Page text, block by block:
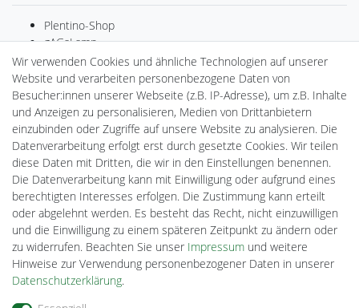
Plentino-Shop
gAGaLamp
Drohnenstore24
MeinUSB
Batteriespeicher
PlentiSolar
Gebrauchtlicht
Ledkauf
DEYESOLAR
Lightech Connect
CardanLight Europe
FORTIMO LEDs
Cardanlight-Shop
Wallbox24
Impressum
Wir verwenden Cookies und ähnliche Technologien auf unserer
Website und verarbeiten personenbezogene Daten von
Besucher:innen unserer Webseite (z.B. IP-Adresse), um z.B. Inhalte
und Anzeigen zu personalisieren, Medien von Drittanbietern
einzubinden oder Zugriffe auf unsere Website zu analysieren. Die
Datenverarbeitung erfolgt erst durch gesetzte Cookies. Wir teilen
diese Daten mit Dritten, die wir in den Einstellungen benennen.
Die Datenverarbeitung kann mit Einwilligung oder aufgrund eines
berechtigten Interesses erfolgen. Die Zustimmung kann erteilt
oder abgelehnt werden. Es besteht das Recht, nicht einzuwilligen
und die Einwilligung zu einem späteren Zeitpunkt zu ändern oder
zu widerrufen. Beachten Sie unser Impressum und weitere
Hinweise zur Verwendung personenbezogener Daten in unserer
Daten­schutz­erklärung.